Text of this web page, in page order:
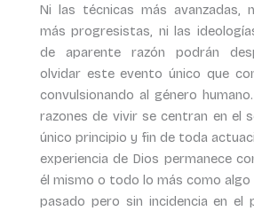
Ni las técnicas más avanzadas,
más progresistas, ni las
de aparente razón podrán
olvidar este evento único que
convulsionando al género
razones de vivir se centran en el
único principio y fin de toda
experiencia de Dios permanece
él mismo o todo lo más como algo
pasado pero sin incidencia en el